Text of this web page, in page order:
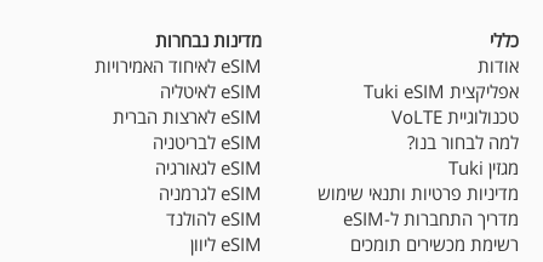
כללי
אודות
אפליקצית Tuki eSIM
טכנולוגיית VoLTE
למה לבחור בנו?
מגזין Tuki
מדיניות פרטיות ותנאי שימוש
מדריך התחברות ל-eSIM
רשימת מכשירים תומכים
מדינות נבחרות
eSIM לאיחוד האמירויות
eSIM לאיטליה
eSIM לארצות הברית
eSIM לבריטניה
eSIM לגאורגיה
eSIM לגרמניה
eSIM להולנד
eSIM ליוון